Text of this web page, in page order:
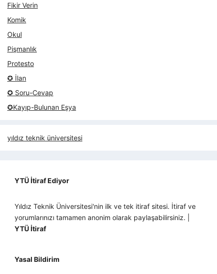
Fikir Verin
Komik
Okul
Pişmanlık
Protesto
✪ İlan
✪ Soru-Cevap
✪Kayıp-Bulunan Eşya
yıldız teknik üniversitesi
YTÜ İtiraf Ediyor
Yıldız Teknik Üniversitesi'nin ilk ve tek itiraf sitesi. İtiraf ve
yorumlarınızı tamamen anonim olarak paylaşabilirsiniz. |
YTÜ İtiraf
Yasal Bildirim